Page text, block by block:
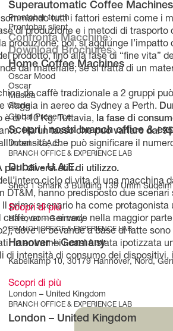
Superautomatic Coffee Machines
Prontobar touch
Prontobar silent
Confronta Macchine
Download Brochures
Home Coffee Machines
Oscar Mood
Oscar
Musica
Storie
Global Presence
Scopri i nostri branch office &
Dubai - U.A.E.
BRANCH OFFICE & EXPERIENCE LAB
Dubai - U.A.E.
Shed 1 Smark 3 Building 139 Umm
Scopri di più
Hanover – Germany
BRANCH OFFICE & EXPERIENCE LAB
Hanover – Germany
Kabelkamp 10, 30179 Hannover, Nord,
Scopri di più
London – United Kingdom
BRANCH OFFICE & EXPERIENCE LAB
London – United Kingdom
tutti i fattori esterni come i
di produzione e i metodi di
produzione; poi, si aggiunge
prodotto, fino alla fase di “fine vita”
dal materiale; se si tratta di un
da caffè tradizionale a 2 gruppi
viaggia in aereo da Sydney a Perth.
è di 110 Kg. Tuttavia, la fase di
Ha un tasso che può variare dal
che può significare il
per i diversi stili di utilizzo.
ciclo di vita di una macchina
DT&M, hanno predisposto due
primo scenario ha come protagonista
caffè, come si vede nella maggior
dove le bevande a base di latte
In entrambi i casi è stata ipotizzata
di intensità di consumo dei